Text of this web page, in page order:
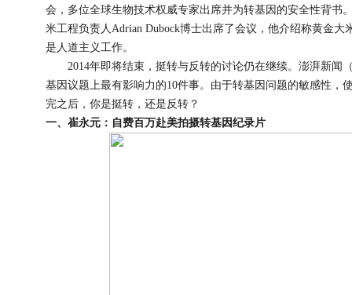
会，多位全球生物技术权威专家出席并为转基因的安全性背书
米工程负责人Adrian Dubock博士出席了会议，他介绍称黄金
是人道主义工作。
2014年即将结束，挺转与反转的讨论仍在继续。澎湃新闻（
基因议题上最有影响力的10件事。由于转基因问题的敏感性，
完之后，你是挺转，还是反转？
一、崔永元：自费百万赴美拍摄转基因纪录片